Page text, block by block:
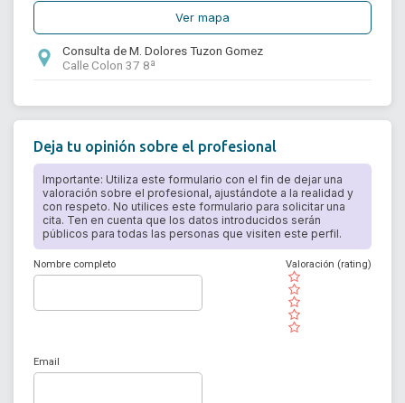
Ver mapa
Consulta de M. Dolores Tuzon Gomez
Calle Colon 37 8ª
Deja tu opinión sobre el profesional
Importante: Utiliza este formulario con el fin de dejar una
valoración sobre el profesional, ajustándote a la realidad y
con respeto. No utilices este formulario para solicitar una
cita. Ten en cuenta que los datos introducidos serán
públicos para todas las personas que visiten este perfil.
Nombre completo
( )
( )
( )
( )
( )
Valoración (rating)
Email